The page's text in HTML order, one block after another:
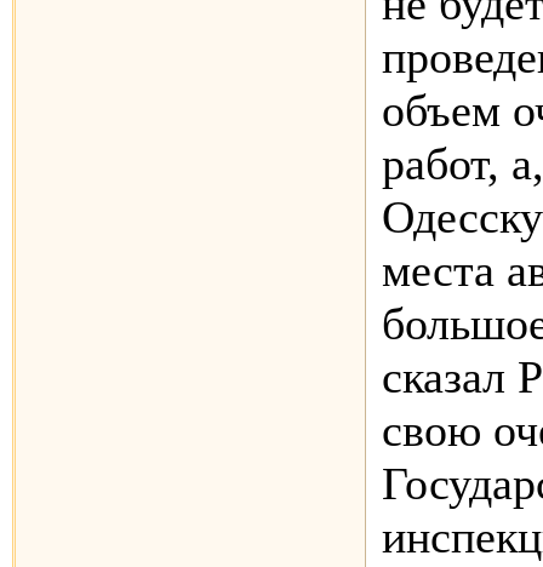
объем
работ,
места
сказал
свою